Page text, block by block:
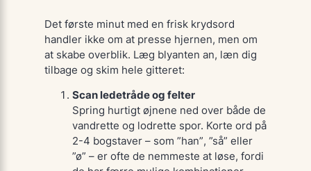
Det første minut med en frisk krydsord
handler ikke om at presse hjernen, men om
at skabe overblik. Læg blyanten an, læn dig
tilbage og skim hele gitteret:
Scan ledetråde og felter
Spring hurtigt øjnene ned over både de
vandrette og lodrette spor. Korte ord på
2-4 bogstaver – som ”han”, ”så” eller
”ø” – er ofte de nemmeste at løse, fordi